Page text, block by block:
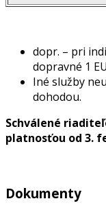
dopr. – pri
dopravné 1
Iné služby
dohodou.
Schválené
platnosťou od 3.
Dokumenty